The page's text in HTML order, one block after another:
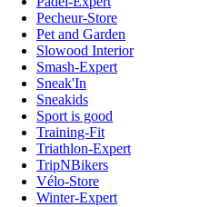
Pecheur-Store
Pet and Garden
Slowood Interior
Smash-Expert
Sneak'In
Sneakids
Sport is good
Training-Fit
Triathlon-Expert
TripNBikers
Vélo-Store
Winter-Expert